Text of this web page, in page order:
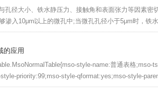
孔径大小、铁水静压力、接触角和表面张力等因素
渗入10μm以上的微孔中;当微孔孔径小于5μm时，铁
的应用
style-name:普通表格;mso-
priority:99;mso-style-qformat:yes;mso-style-